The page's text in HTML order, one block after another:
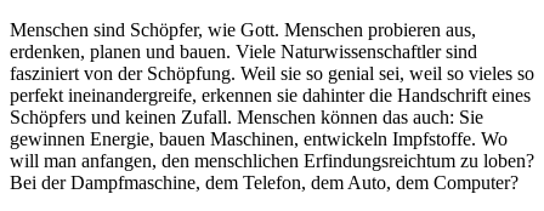
Menschen sind Schöpfer, wie Gott. Menschen probieren aus,
erdenken, planen und bauen. Viele Naturwissenschaftler sind
fasziniert von der Schöpfung. Weil sie so genial sei, weil so vieles so
perfekt ineinandergreife, erkennen sie dahinter die Handschrift eines
Schöpfers und keinen Zufall. Menschen können das auch: Sie
gewinnen Energie, bauen Maschinen, entwickeln Impfstoffe. Wo
will man anfangen, den menschlichen Erfindungsreichtum zu loben?
Bei der Dampfmaschine, dem Telefon, dem Auto, dem Computer?